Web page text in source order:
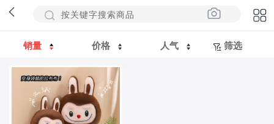
销量 价格 人气 筛选